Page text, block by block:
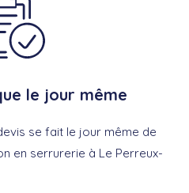
le jour même
se fait le jour même de
en serrurerie à Le Perreux-